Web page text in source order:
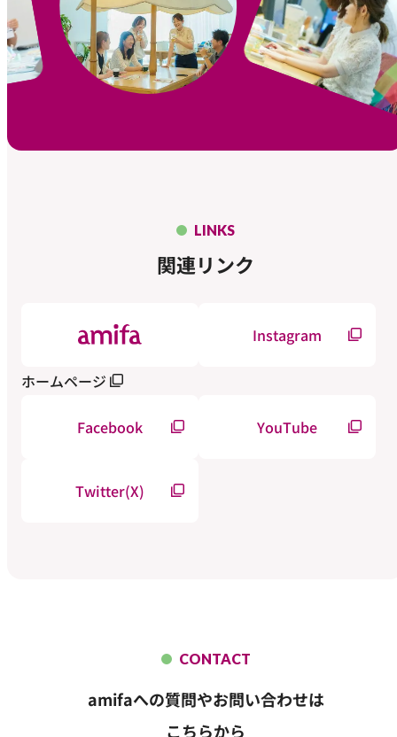
LINKS
関連リンク
ホームページ
Instagram
Facebook YouTube
Twitter(X)
CONTACT
amifaへの質問やお問い合わせは
こちらから